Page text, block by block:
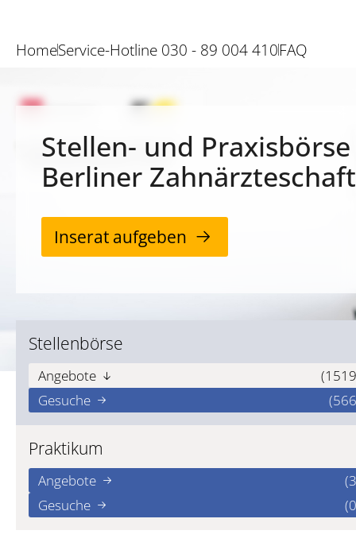
HomeService-Hotline 030 - 89 004 410FAQ
Stellen- und
Berliner Zahnärzteschaft
Inserat aufgeben
Stellenbörse
Angebote
Gesuche
Praktikum
Angebote
Gesuche